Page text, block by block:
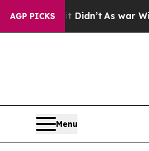
AGP PICKS
it Didn’tAs war With Iran
Menu